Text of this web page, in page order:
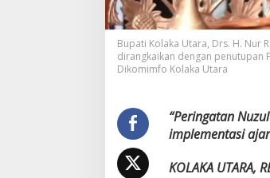
B
u
p
a
t
i
a
k
a
Bupati Kolaka Utara, Drs. H. Nur
dirangkaikan dengan penutupan
Dikomimfo Kolaka Utara
“Peringatan
implementasi
KOLAKA UTARA,